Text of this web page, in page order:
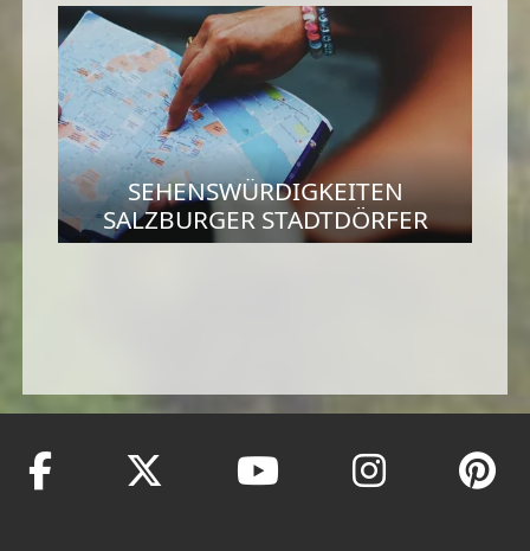
SEHENSWÜRDIGKEITEN
SALZBURGER STADTDÖRFER